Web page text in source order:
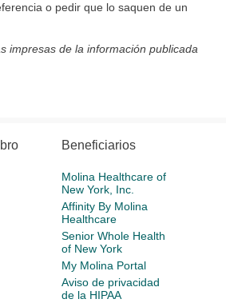
o pedir que lo saquen de un
impresas de la información publicada
Beneficiarios
Molina Healthcare of
New York, Inc.
Affinity By Molina
Healthcare
Senior Whole Health
of New York
My Molina Portal
Aviso de privacidad
de la HIPAA